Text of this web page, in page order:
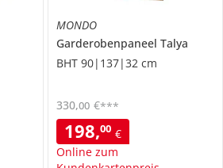
MONDO
Garderobenpaneel Talya
BHT 90|137|32 cm
198,00 €
Online zum
330,00 €***